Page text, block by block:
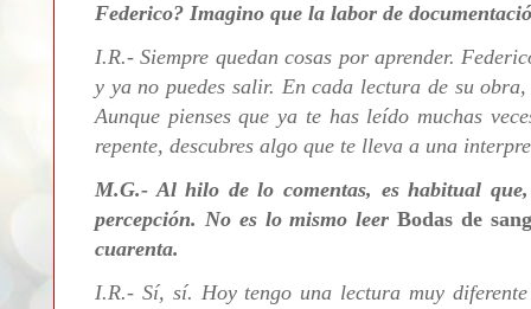
Federico? Imagino que la labor de
I.R.- Siempre quedan cosas por aprender.
y ya no puedes salir. En cada lectura de su
Aunque pienses que ya te has leído muchas
repente, descubres algo que te lleva a una
M.G.- Al hilo de lo comentas, es habitual
percepción. No es lo mismo leerBodas de
cuarenta.
I.R.- Sí, sí. Hoy tengo una lectura muy